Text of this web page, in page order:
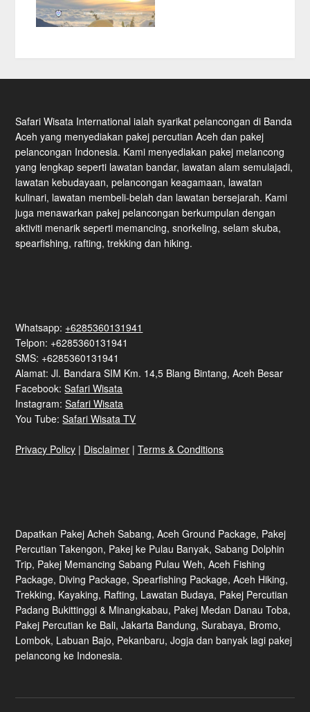
Safari Wisata International ialah syarikat pelancongan di Banda
Aceh yang menyediakan pakej percutian Aceh dan pakej
pelancongan Indonesia. Kami menyediakan pakej melancong
yang lengkap seperti lawatan bandar, lawatan alam semulajadi,
lawatan kebudayaan, pelancongan keagamaan, lawatan
kulinari, lawatan membeli-belah dan lawatan bersejarah. Kami
juga menawarkan pakej pelancongan berkumpulan dengan
aktiviti menarik seperti memancing, snorkeling, selam skuba,
spearfishing, rafting, trekking dan hiking.
Whatsapp: +6285360131941
Telpon: +6285360131941
SMS: +6285360131941
Alamat: Jl. Bandara SIM Km. 14,5 Blang Bintang, Aceh Besar
Facebook:Safari Wisata
Instagram:Safari Wisata
You Tube:Safari Wisata TV
Privacy Policy | Disclaimer |Terms & Conditions
Dapatkan Pakej Acheh Sabang, Aceh Ground Package, Pakej
Percutian Takengon, Pakej ke Pulau Banyak, Sabang Dolphin
Trip, Pakej Memancing Sabang Pulau Weh, Aceh Fishing
Package, Diving Package, Spearfishing Package, Aceh Hiking,
Trekking, Kayaking, Rafting, Lawatan Budaya, Pakej Percutian
Padang Bukittinggi & Minangkabau, Pakej Medan Danau Toba,
Pakej Percutian ke Bali, Jakarta Bandung, Surabaya, Bromo,
Lombok, Labuan Bajo, Pekanbaru, Jogja dan banyak lagi pakej
pelancong ke Indonesia.